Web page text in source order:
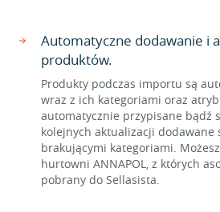
Automatyczne dodawanie i
produktów.
Produkty podczas importu są
wraz z ich kategoriami oraz
automatycznie przypisane bądź
kolejnych aktualizacji dodawane
brakującymi kategoriami.
hurtowni ANNAPOL, z których
pobrany do Sellasista.